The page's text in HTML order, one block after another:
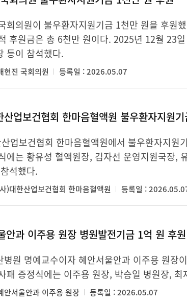
회의원이 불우환자지원기금 1천만 원을 후원
후원금은 총 6천만 원이다. 2025년 12월 23
등이 참석했다.
현진 국회의원 등록일 : 2026.05.07
산업보건협회 한마음혈액원 불우환자지원
업보건협회 한마음혈액원에서 불우환자지
에는 황유성 혈액원장, 김자선 운영지원국장,
석했다.
)대한산업보건협회 한마음혈액원 등록일 :
안과 이주용 원장 병원발전기금 1억 원 후원
병원 명예교수이자 혜안서울안과 이주용 원
패 증정식에는 이주용 원장, 박승일 병원장,
안서울안과 이주용 원장 등록일 : 2026.05.07